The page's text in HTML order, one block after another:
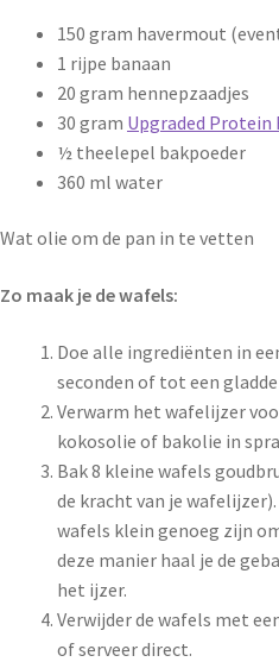
150 gram havermout
1 rijpe banaan
20 gram hennepzaadjes
30 gram Upgraded Protein
½ theelepel bakpoeder
360 ml water
Wat olie om de pan in te vetten
Zo maak je de wafels:
Doe alle ingrediënten in
seconden of tot een gladde
Verwarm het wafelijzer
kokosolie of bakolie in
Bak 8 kleine wafels
de kracht van je
wafels klein genoeg zijn
deze manier haal je de
het ijzer.
Verwijder de wafels met
of serveer direct.